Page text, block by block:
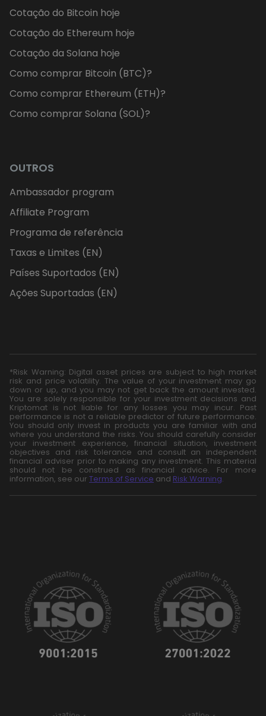
Cotação do Bitcoin hoje
Cotação do Ethereum hoje
Cotação da Solana hoje
Como comprar Bitcoin (BTC)?
Como comprar Ethereum (ETH)?
Como comprar Solana (SOL)?
OUTROS
Ambassador program
Affiliate Program
Programa de referência
Taxas e Limites (EN)
Países Suportados (EN)
Ações Suportadas (EN)
*Risk Warning: Digital asset prices are subject to high market
risk and price volatility. The value of your investment may go
down or up, and you may not get back the amount invested.
You are solely responsible for your investment decisions and
Kriptomat is not liable for any losses you may incur. Past
performance is not a reliable predictor of future performance.
You should only invest in products you are familiar with and
where you understand the risks. You should carefully consider
your investment experience, financial situation, investment
objectives and risk tolerance and consult an independent
financial adviser prior to making any investment. This material
should not be construed as financial advice. For more
information, see our Terms of Service and Risk Warning.